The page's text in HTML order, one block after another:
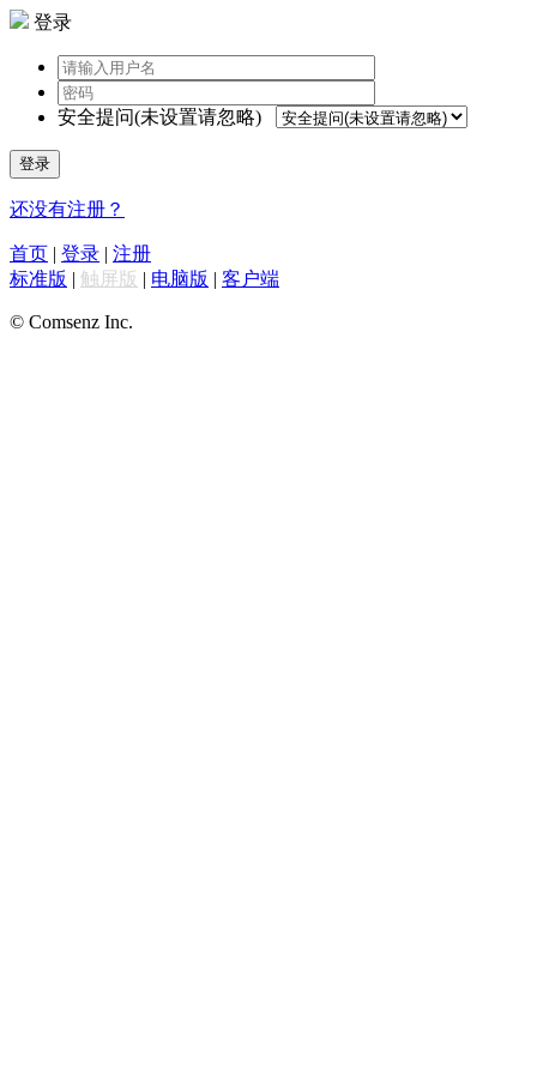
登录
安全提问(未设置请忽略)
登录
还没有注册？
首页 | 登录 | 注册
标准版 | 触屏版 | 电脑版 | 客户端
© Comsenz Inc.